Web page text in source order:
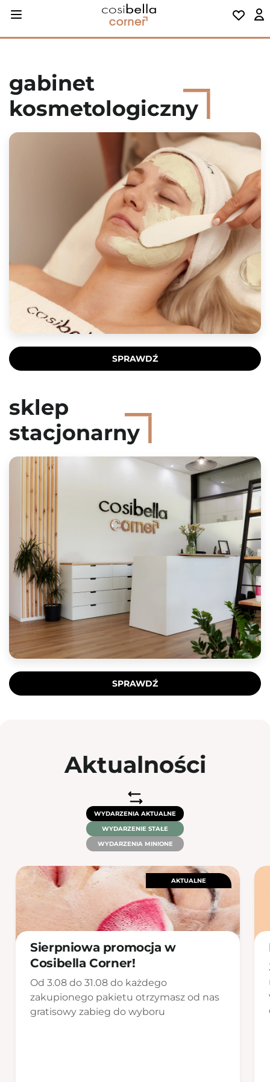
SPRAWDŹ
gabinet
kosmetologiczny
SPRAWDŹ
sklep
stacjonarny
Aktualności
WYDARZENIA AKTUALNE
WYDARZENIE STAŁE
WYDARZENIA MINIONE
AKTUALNE
Sierpniowa promocja w
Cosibella Corner!
Od 3.08 do 31.08 do każdego
zakupionego pakietu otrzymasz od nas
gratisowy zabieg do wyboru